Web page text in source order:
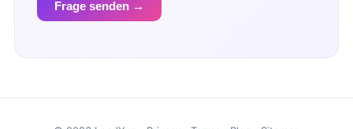
Frage senden →